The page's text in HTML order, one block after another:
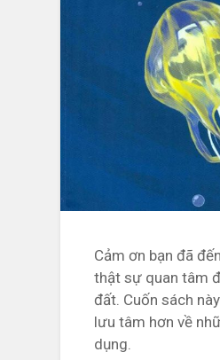
Cảm ơn bạn đã
thật sự quan tâm
đất. Cuốn sách
lưu tâm hơn về
dụng.